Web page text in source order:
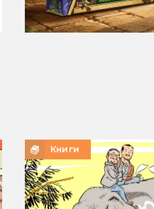
Книги